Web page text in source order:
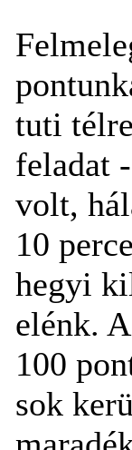
tuti
feladat
volt,
10
hegyi
elénk.
100
sok